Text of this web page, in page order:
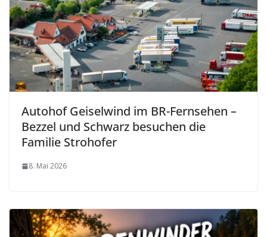
Autohof Geiselwind im BR-Fernsehen –
Bezzel und Schwarz besuchen die
Familie Strohofer
8. Mai 2026